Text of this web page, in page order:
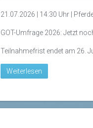
21.07.2026 | 14:30 Uhr |
GOT-Umfrage 2026: Jetzt
Teilnahmefrist endet am 26.
Weiterlesen